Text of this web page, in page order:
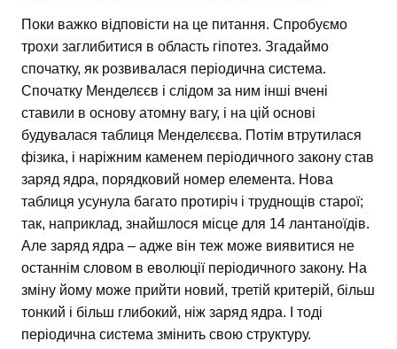
Поки важко відповісти на це питання. Спробуємо
трохи заглибитися в область гіпотез. Згадаймо
спочатку, як розвивалася періодична система.
Спочатку Менделєєв і слідом за ним інші вчені
ставили в основу атомну вагу, і на цій основі
будувалася таблиця Менделєєва. Потім втрутилася
фізика, і наріжним каменем періодичного закону став
заряд ядра, порядковий номер елемента. Нова
таблиця усунула багато протиріч і труднощів старої;
так, наприклад, знайшлося місце для 14 лантаноїдів.
Але заряд ядра – адже він теж може виявитися не
останнім словом в еволюції періодичного закону. На
зміну йому може прийти новий, третій критерій, більш
тонкий і більш глибокий, ніж заряд ядра. І тоді
періодична система змінить свою структуру.